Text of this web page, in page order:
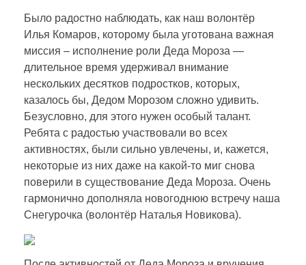
Было радостно наблюдать, как наш волонтёр
Илья Комаров, которому была уготована важная
миссия – исполнение роли Деда Мороза —
длительное время удерживал внимание
нескольких десятков подростков, которых,
казалось бы, Дедом Морозом сложно удивить.
Безусловно, для этого нужен особый талант.
Ребята c радостью участвовали во всех
активностях, были сильно увлечены, и, кажется,
некоторые из них даже на какой-то миг снова
поверили в существование Деда Мороза. Очень
гармонично дополняла новогоднюю встречу наша
Снегурочка (волонтёр Наталья Новикова).